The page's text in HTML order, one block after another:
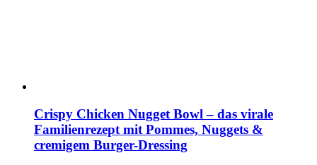
Crispy Chicken Nugget Bowl – das virale
Familienrezept mit Pommes, Nuggets &
cremigem Burger-Dressing